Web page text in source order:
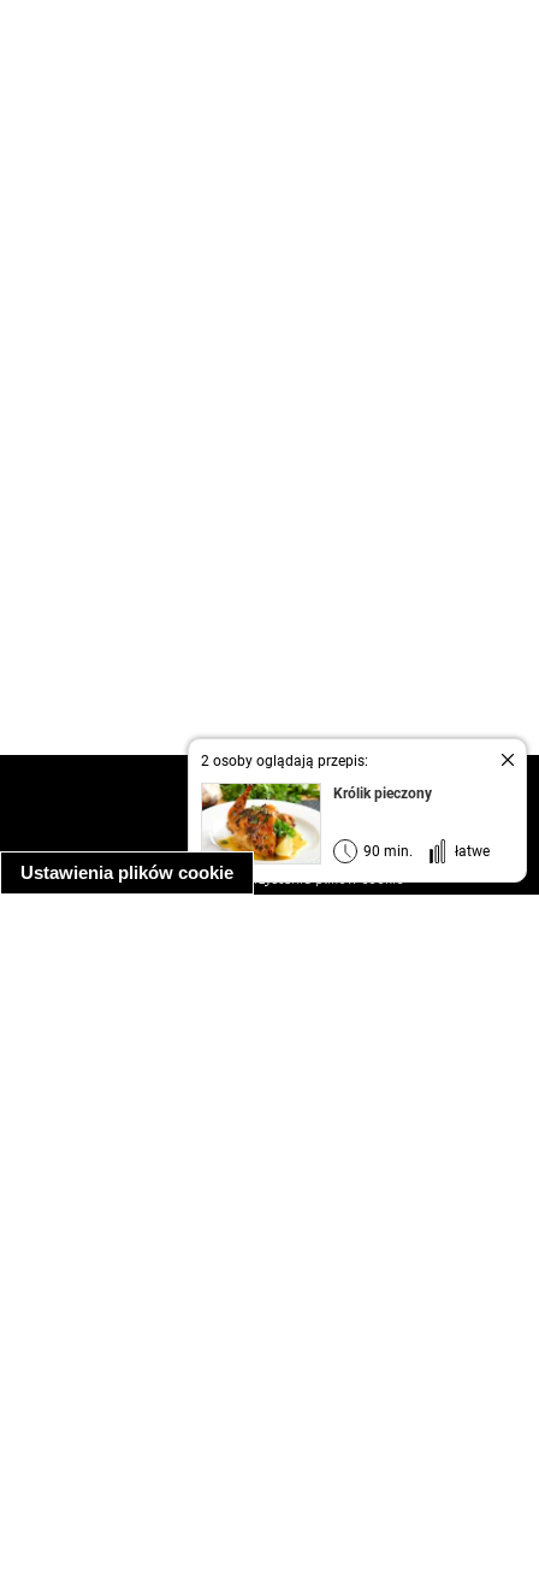
Ustawienia plików cookie
2 osoby oglądają przepis:
Królik pieczony
90 min. łatwe
kontakt
regulamin
informacja o prywatności
informacja o wykorzystaniu plików cookie